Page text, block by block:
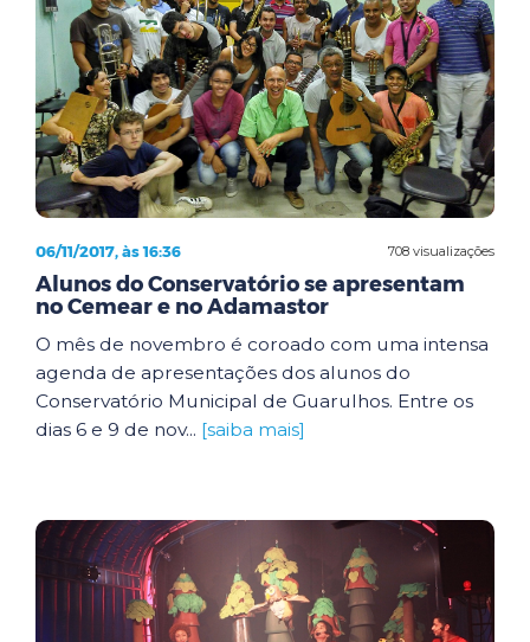
708 visualizações
06/11/2017, às 16:36
Alunos do Conservatório se apresentam
no Cemear e no Adamastor
O mês de novembro é coroado com uma intensa
agenda de apresentações dos alunos do
Conservatório Municipal de Guarulhos. Entre os
dias 6 e 9 de nov... [saiba mais]